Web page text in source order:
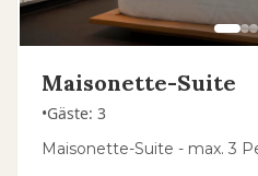
Maisonette-Suite
•Gäste: 3
Maisonette-Suite - max. 3